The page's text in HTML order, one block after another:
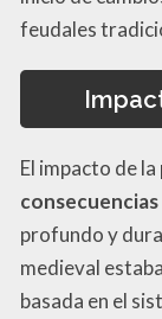
feudales
El impacto de la
consecuencias
profundo y
medieval
basada en el